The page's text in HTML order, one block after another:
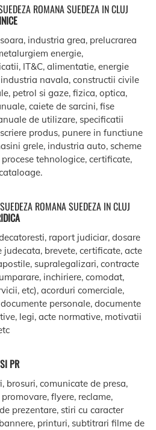
ROMANA SUEDEZA IN CLUJ
industria grea, prelucrarea
energie,
IT&C, alimentatie, energie
navala, constructii civile
petrol si gaze, fizica, optica,
caiete de sarcini, fise
de utilizare, specificatii
produs, punere in functiune
grele, industria auto, scheme
tehnologice, certificate,
ROMANA SUEDEZA IN CLUJ
raport judiciar, dosare
judecata, brevete, certificate, acte
supralegalizari, contracte
inchiriere, comodat,
etc), acorduri comerciale,
personale, documente
legi, acte normative, motivatii
PR
brosuri, comunicate de presa,
flyere, reclame,
prezentare, stiri cu caracter
printuri, subtitrari filme de